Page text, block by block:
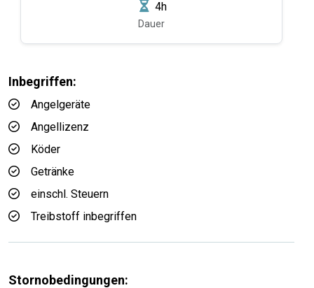
4h
Dauer
Inbegriffen:
Angelgeräte
Angellizenz
Köder
Getränke
einschl. Steuern
Treibstoff inbegriffen
Stornobedingungen: